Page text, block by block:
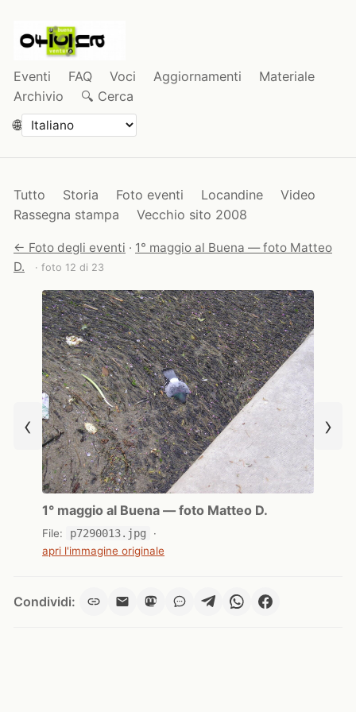
Eventi FAQ Voci Aggiornamenti
Materiale
Archivio
🔍 Cerca
🌐
Tutto Storia Foto eventi Locandine
Video
Rassegna stampa
Vecchio sito 2008
← Foto degli eventi · 1° maggio al Buena — foto Matteo
D.
· foto 12 di 23
‹
1° maggio al Buena — foto Matteo D.
File: p7290013.jpg
·
apri l'immagine originale
›
Condividi: